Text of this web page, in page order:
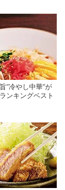
”冷やし中華”が
ンキングベスト